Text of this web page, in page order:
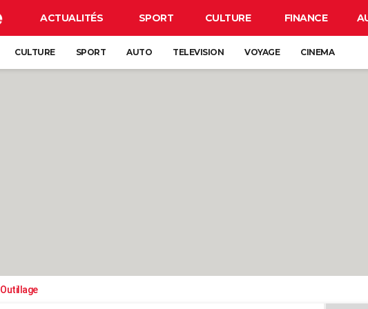
ACTUALITÉS SPORT CULTURE FINANCE
CULTURE SPORT AUTO TELEVISION VOYAGE CINEMA
Outillage